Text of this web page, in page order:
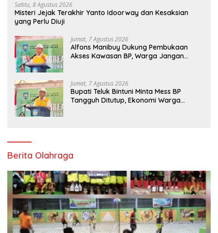
Sabtu, 8 Agustus 2026
Misteri Jejak Terakhir Yanto Idoorway dan Kesaksian
yang Perlu Diuji
Jumat, 7 Agustus 2026
Alfons Manibuy Dukung Pembukaan
Akses Kawasan BP, Warga Jangan
Jumat, 7 Agustus 2026
Bupati Teluk Bintuni Minta Mess BP
Tangguh Ditutup, Ekonomi Warga
Berita Olahraga